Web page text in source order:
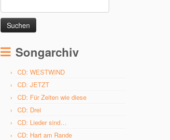
nach:
Songarchiv
CD: WESTWIND
CD: JETZT
CD: Für Zeiten wie diese
CD: Drei
CD: Lieder sind…
CD: Hart am Rande